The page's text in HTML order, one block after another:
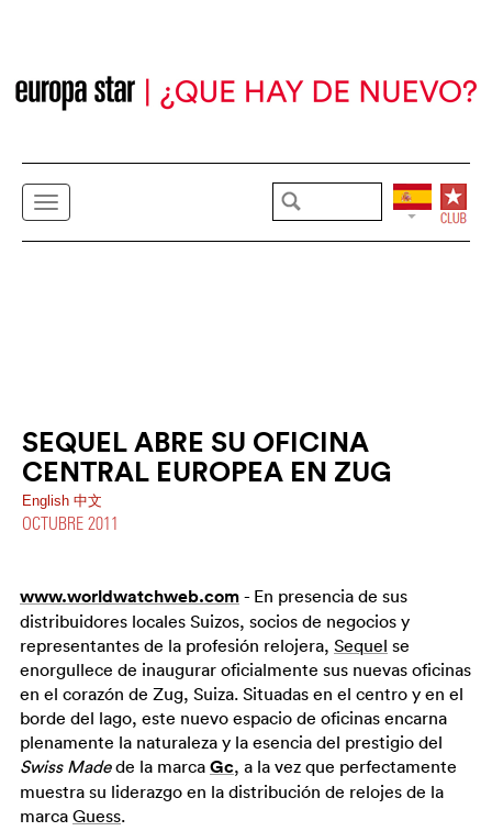
SEQUEL ABRE SU OFICINA
CENTRAL EUROPEA EN ZUG
English 中文
OCTUBRE 2011
www.worldwatchweb.com - En presencia de sus
distribuidores locales Suizos, socios de negocios y
representantes de la profesión relojera, Sequel se
enorgullece de inaugurar oficialmente sus nuevas oficinas
en el corazón de Zug, Suiza. Situadas en el centro y en el
borde del lago, este nuevo espacio de oficinas encarna
plenamente la naturaleza y la esencia del prestigio del
Swiss Madede la marca Gc, a la vez que perfectamente
muestra su liderazgo en la distribución de relojes de la
marca Guess.